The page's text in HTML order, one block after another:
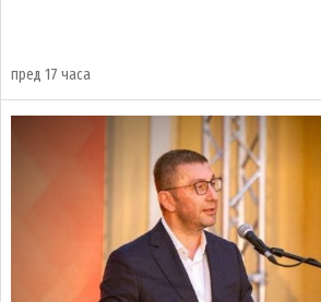
пред 17 часа